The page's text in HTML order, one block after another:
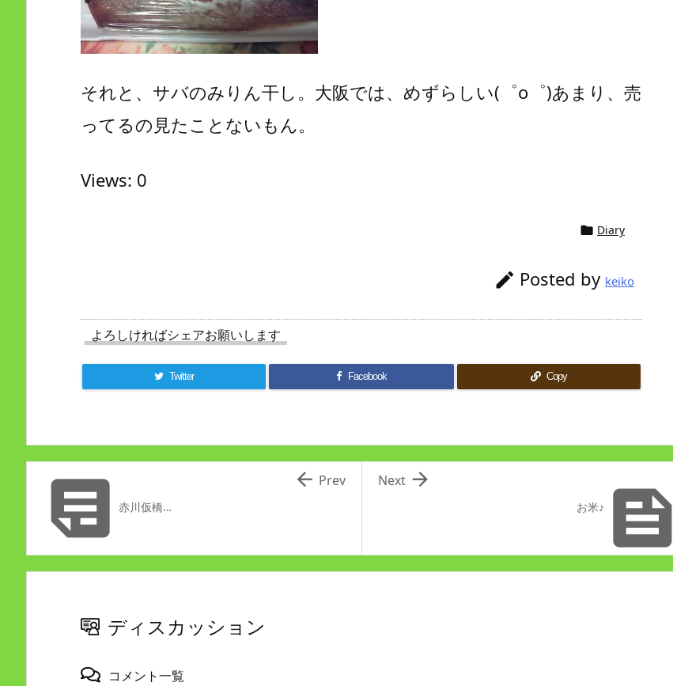
それと、サバのみりん干し。大阪では、めずらしい(゜o゜)あまり、売
ってるの見たことないもん。
Views: 0
 Diary
 Posted by keiko
よろしければシェアお願いします
Twitter Facebook Copy

お米♪

Next
赤川仮橋…
 Prev
ディスカッション
コメント一覧